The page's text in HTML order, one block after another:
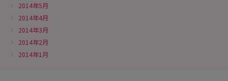
2014年5月
2014年4月
2014年3月
2014年2月
2014年1月